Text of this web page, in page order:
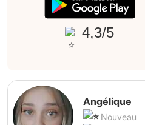
4,3/5
Angélique
Nouveau